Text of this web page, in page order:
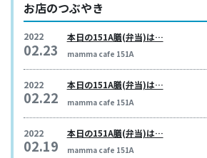
お店のつぶやき
2022
02.23
本日の151A膳(弁当)は…
mamma cafe 151A
2022
02.22
本日の151A膳(弁当)は…
mamma cafe 151A
2022
02.19
本日の151A膳(弁当)は…
mamma cafe 151A